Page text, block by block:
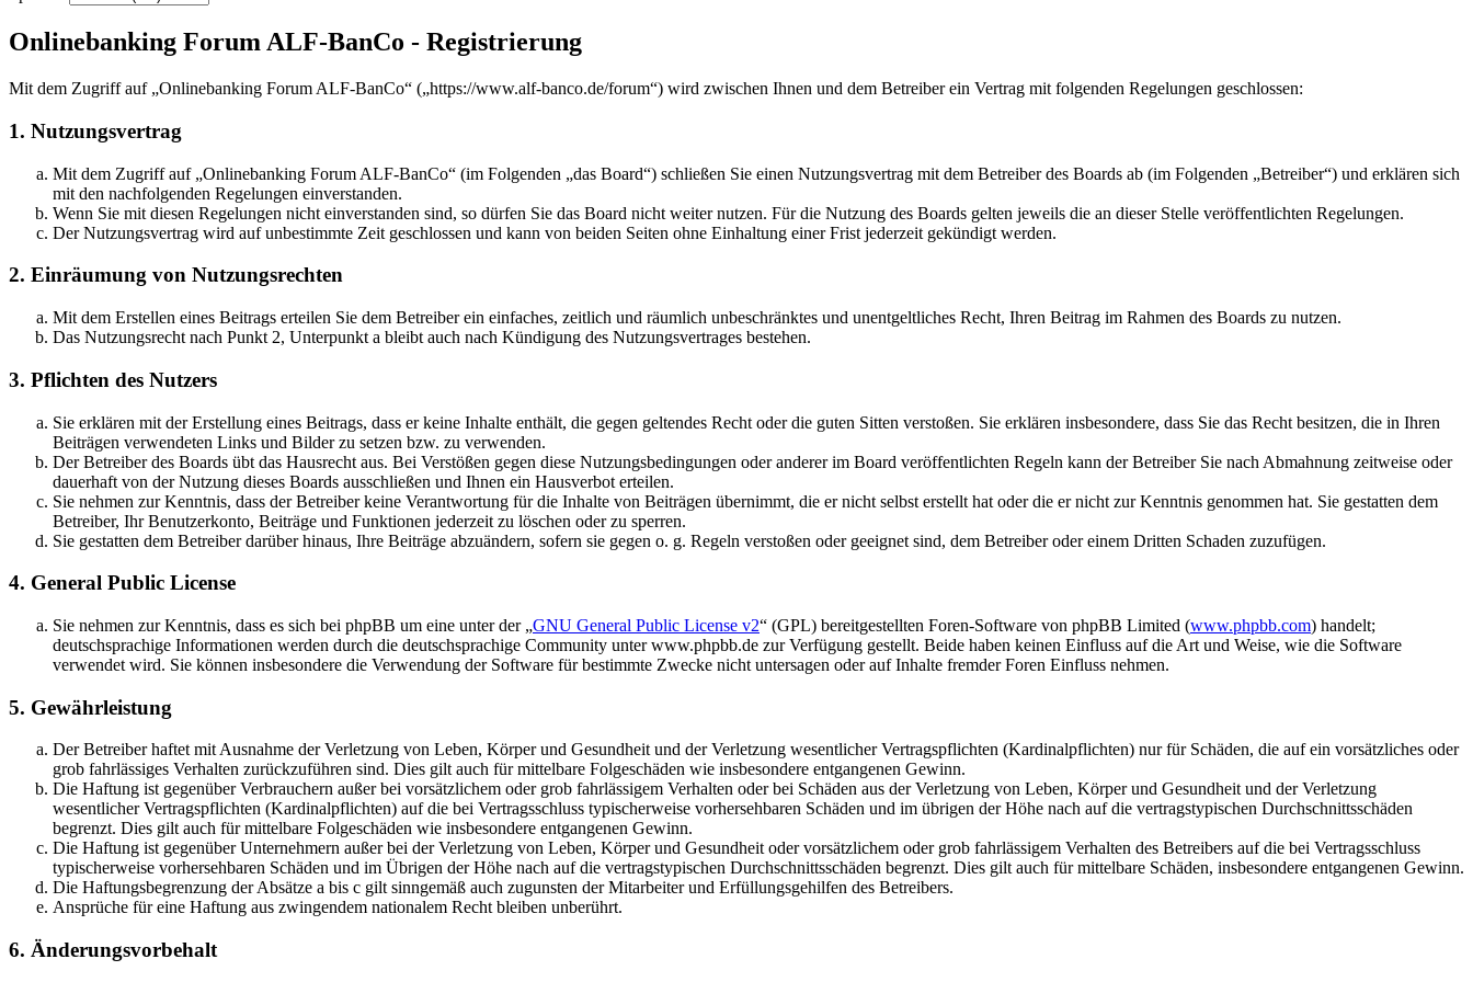
Onlinebanking Forum ALF-BanCo - Registrierung
Mit dem Zugriff auf „Onlinebanking Forum ALF-BanCo“ („https://www.alf-banco.de/forum“) wird zwischen Ihnen und dem Betreiber ein Vertrag mit folgenden Regelungen geschlossen:
1. Nutzungsvertrag
Mit dem Zugriff auf „Onlinebanking Forum ALF-BanCo“ (im Folgenden „das Board“) schließen Sie einen Nutzungsvertrag mit dem Betreiber des Boards ab (im Folgenden „Betreiber“) und erklären sich
mit den nachfolgenden Regelungen einverstanden.
Wenn Sie mit diesen Regelungen nicht einverstanden sind, so dürfen Sie das Board nicht weiter nutzen. Für die Nutzung des Boards gelten jeweils die an dieser Stelle veröffentlichten Regelungen.
Der Nutzungsvertrag wird auf unbestimmte Zeit geschlossen und kann von beiden Seiten ohne Einhaltung einer Frist jederzeit gekündigt werden.
2. Einräumung von Nutzungsrechten
Mit dem Erstellen eines Beitrags erteilen Sie dem Betreiber ein einfaches, zeitlich und räumlich unbeschränktes und unentgeltliches Recht, Ihren Beitrag im Rahmen des Boards zu nutzen.
Das Nutzungsrecht nach Punkt 2, Unterpunkt a bleibt auch nach Kündigung des Nutzungsvertrages bestehen.
3. Pflichten des Nutzers
Sie erklären mit der Erstellung eines Beitrags, dass er keine Inhalte enthält, die gegen geltendes Recht oder die guten Sitten verstoßen. Sie erklären insbesondere, dass Sie das Recht besitzen, die in Ihren
Beiträgen verwendeten Links und Bilder zu setzen bzw. zu verwenden.
Der Betreiber des Boards übt das Hausrecht aus. Bei Verstößen gegen diese Nutzungsbedingungen oder anderer im Board veröffentlichten Regeln kann der Betreiber Sie nach Abmahnung zeitweise oder
dauerhaft von der Nutzung dieses Boards ausschließen und Ihnen ein Hausverbot erteilen.
Sie nehmen zur Kenntnis, dass der Betreiber keine Verantwortung für die Inhalte von Beiträgen übernimmt, die er nicht selbst erstellt hat oder die er nicht zur Kenntnis genommen hat. Sie gestatten dem
Betreiber, Ihr Benutzerkonto, Beiträge und Funktionen jederzeit zu löschen oder zu sperren.
Sie gestatten dem Betreiber darüber hinaus, Ihre Beiträge abzuändern, sofern sie gegen o. g. Regeln verstoßen oder geeignet sind, dem Betreiber oder einem Dritten Schaden zuzufügen.
4. General Public License
Sie nehmen zur Kenntnis, dass es sich bei phpBB um eine unter der „GNU General Public License v2“ (GPL) bereitgestellten Foren-Software von phpBB Limited (www.phpbb.com) handelt;
deutschsprachige Informationen werden durch die deutschsprachige Community unter www.phpbb.de zur Verfügung gestellt. Beide haben keinen Einfluss auf die Art und Weise, wie die Software
verwendet wird. Sie können insbesondere die Verwendung der Software für bestimmte Zwecke nicht untersagen oder auf Inhalte fremder Foren Einfluss nehmen.
5. Gewährleistung
Der Betreiber haftet mit Ausnahme der Verletzung von Leben, Körper und Gesundheit und der Verletzung wesentlicher Vertragspflichten (Kardinalpflichten) nur für Schäden, die auf ein vorsätzliches oder
grob fahrlässiges Verhalten zurückzuführen sind. Dies gilt auch für mittelbare Folgeschäden wie insbesondere entgangenen Gewinn.
Die Haftung ist gegenüber Verbrauchern außer bei vorsätzlichem oder grob fahrlässigem Verhalten oder bei Schäden aus der Verletzung von Leben, Körper und Gesundheit und der Verletzung
wesentlicher Vertragspflichten (Kardinalpflichten) auf die bei Vertragsschluss typischerweise vorhersehbaren Schäden und im übrigen der Höhe nach auf die vertragstypischen Durchschnittsschäden
begrenzt. Dies gilt auch für mittelbare Folgeschäden wie insbesondere entgangenen Gewinn.
Die Haftung ist gegenüber Unternehmern außer bei der Verletzung von Leben, Körper und Gesundheit oder vorsätzlichem oder grob fahrlässigem Verhalten des Betreibers auf die bei Vertragsschluss
typischerweise vorhersehbaren Schäden und im Übrigen der Höhe nach auf die vertragstypischen Durchschnittsschäden begrenzt. Dies gilt auch für mittelbare Schäden, insbesondere entgangenen Gewinn.
Die Haftungsbegrenzung der Absätze a bis c gilt sinngemäß auch zugunsten der Mitarbeiter und Erfüllungsgehilfen des Betreibers.
Ansprüche für eine Haftung aus zwingendem nationalem Recht bleiben unberührt.
6. Änderungsvorbehalt